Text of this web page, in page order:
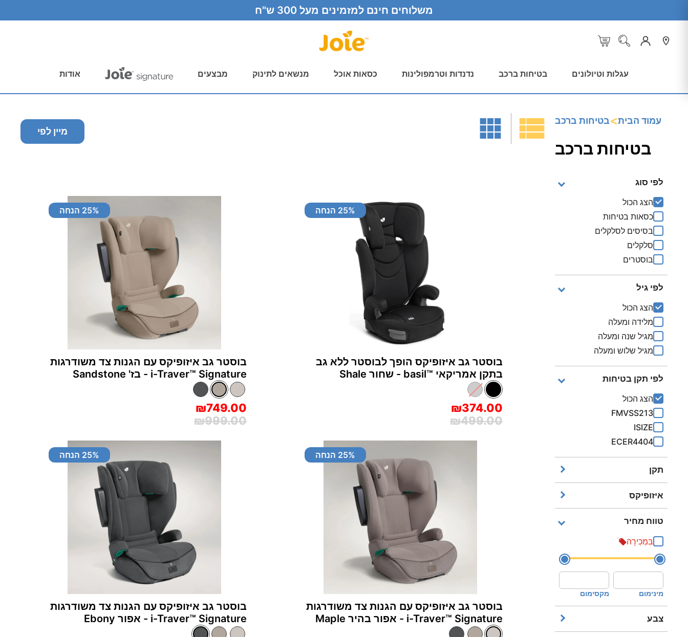
משלוחים חינם למזמינים מעל 300 ש"ח
אודות מבצעים מנשאים לתינוק כסאות אוכל נדנדות וטרמפולינות בטיחות ברכב עגלות וטיולונים
בטיחות ברכב<עמוד הבית
בטיחות ברכב
מיין לפי
לפי סוג
הצג הכול
כסאות בטיחות
בסיסים לסלקלים
סלקלים
בוסטרים
לפי גיל
הצג הכול
מלידה ומעלה
מגיל שנה ומעלה
מגיל שלוש ומעלה
לפי תקן בטיחות
הצג הכול
FMVSS213
ISIZE
ECER4404
תקן
ECE R44/04
איזופיקס
אופציונאלי
טווח מחיר
בִּמְכִירָה
מקסימום מינימום
צבע
25% הנחה
בוסטר גב איזופיקס הופך לבוסטר ללא גב
בתקן אמריקאי basil™‎ - שחור Shale
₪374.00
₪499.00
25% הנחה
בוסטר גב איזופיקס עם הגנות צד משודרגות
i-Traver™‎ Signature - בז' Sandstone
₪749.00
₪999.00
25% הנחה
בוסטר גב איזופיקס עם הגנות צד משודרגות
i-Traver™‎ Signature - אפור בהיר Maple
25% הנחה
בוסטר גב איזופיקס עם הגנות צד משודרגות
i-Traver™‎ Signature - אפור Ebony